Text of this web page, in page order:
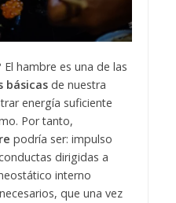
El hambre es una de las
básicasde nuestra
energía suficiente
Por tanto,
podría ser: impulso
dirigidas a
interno
que una vez